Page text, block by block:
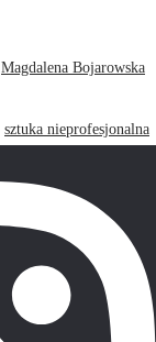
Magdalena Bojarowska
sztuka nieprofesjonalna